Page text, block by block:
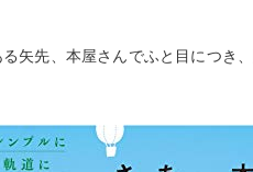
矢先、本屋さんでふと目につき